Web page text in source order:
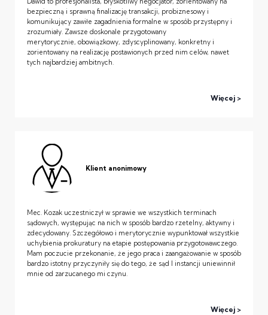
bezpieczną i sprawną finalizację transakcji, probiznesowy i
komunikujący zawiłe zagadnienia formalne w sposób przystępny i
zrozumiały. Zawsze doskonale przygotowany
merytorycznie, obowiązkowy, zdyscyplinowany, konkretny i
zorientowany na realizację postawionych przed nim celów, nawet
tych najbardziej ambitnych.
Więcej
Klient anonimowy
Mec. Kozak uczestniczył w sprawie we wszystkich terminach
sądowych, występując na nich w sposób bardzo rzetelny, aktywny i
zdecydowany. Szczegółowo i merytorycznie wypunktował wszystkie
uchybienia prokuratury na etapie postępowania przygotowawczego.
Mam poczucie przekonanie, że jego praca i zaangażowanie w sposób
bardzo istotny przyczyniły się do tego, że sąd I instancji uniewinnił
mnie od zarzucanego mi czynu.
Więcej